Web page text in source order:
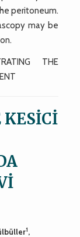
peritoneum.
may be
THE
KESİCİ
1,